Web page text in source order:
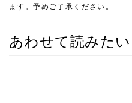
ます。予めご了承ください。
あわせて読みたい